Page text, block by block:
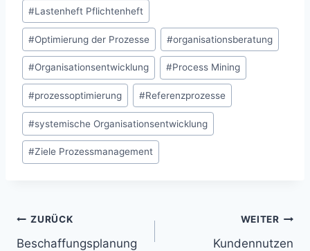
#Lastenheft Pflichtenheft
#Optimierung der Prozesse #organisationsberatung
#Organisationsentwicklung #Process Mining
#prozessoptimierung #Referenzprozesse
#systemische Organisationsentwicklung
#Ziele Prozessmanagement
Beitragsnavigation
ZURÜCK
Beschaffungsplanung
WEITER
Kundennutzen